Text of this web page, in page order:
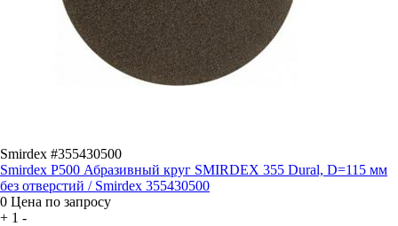
Smirdex #355430500
Smirdex P500 Абразивный круг SMIRDEX 355 Dural, D=115 мм
без отверстий / Smirdex 355430500
0 Цена по запросу
+ 1 -